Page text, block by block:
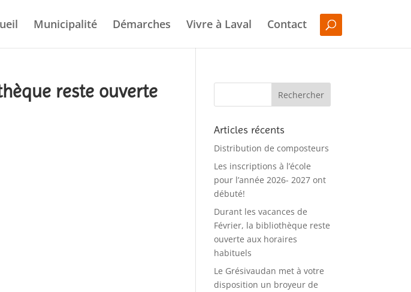
Municipalité Démarches Vivre à Laval Contact
reste ouverte
Articles récents
Distribution de composteurs
Les inscriptions à l’école
pour l’année 2026- 2027 ont
débuté!
Durant les vacances de
Février, la bibliothèque reste
ouverte aux horaires
habituels
Le Grésivaudan met à votre
disposition un broyeur de